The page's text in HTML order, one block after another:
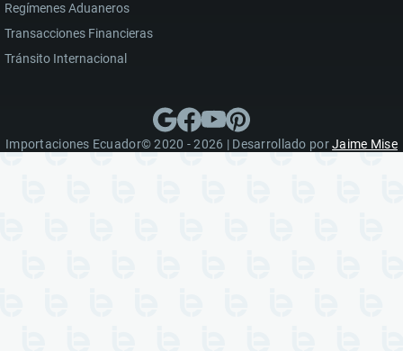
Regímenes Aduaneros
Transacciones Financieras
Tránsito Internacional
Importaciones Ecuador© 2020 - 2026 | Desarrollado porJaime Mise